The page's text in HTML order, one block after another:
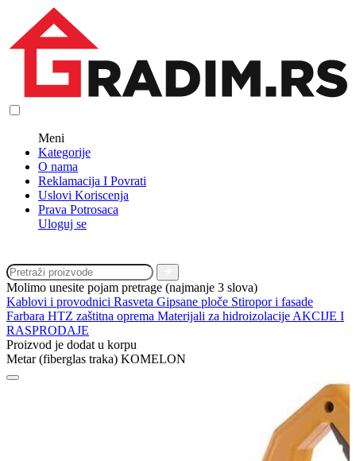
Meni
Kategorije
O nama
Reklamacija I Povrati
Uslovi Koriscenja
Prava Potrosaca
Uloguj se
Molimo unesite pojam pretrage (najmanje 3 slova)
Kablovi i provodnici Rasveta Gipsane ploče Stiropor i fasade
Farbara HTZ zaštitna oprema Materijali za hidroizolacije AKCIJE I
RASPRODAJE
Proizvod je dodat u korpu
Metar (fiberglas traka) KOMELON